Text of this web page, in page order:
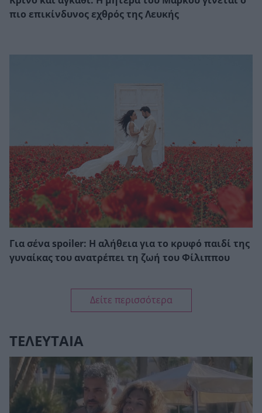
πιο επικίνδυνος εχθρός της Λευκής
Για σένα spoiler: Η αλήθεια για το κρυφό παιδί της
γυναίκας του ανατρέπει τη ζωή του Φίλιππου
Δείτε περισσότερα
ΤΕΛΕΥΤΑΙΑ